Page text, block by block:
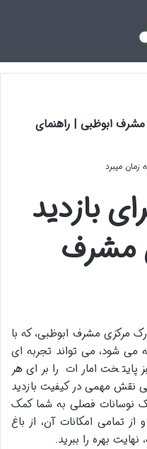
مشرف ابوظبی | راهنمای
بازدید
مشرف
مرکزی مشرف ابوظبی، که با
می شود، می تواند تجربه ای
امارات را برای هر
نقش مهمی در کیفیت بازدید
نوسانات فصلی به شما کمک
از تمامی امکانات آن، از باغ
بهره را ببرید.